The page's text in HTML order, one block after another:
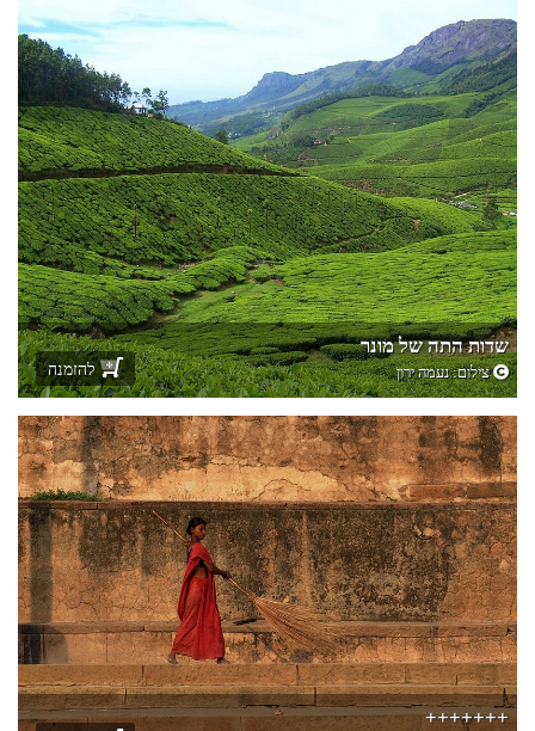
שדות התה של מונר
צילום:נעמה ירון להזמנה
+++++++